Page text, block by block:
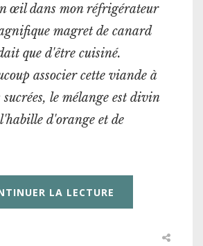
œil dans mon réfrigérateur
magret de canard
que d'être cuisiné.
associer cette viande à
sucrées, le mélange est divin
d'orange et de
LA LECTURE